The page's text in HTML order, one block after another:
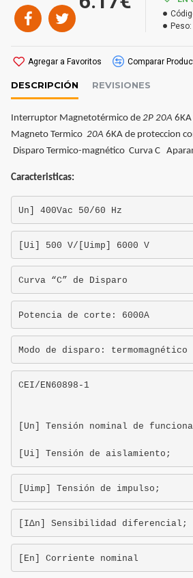
Peso:
Agregar a Favoritos Comparar
DESCRIPCIÓN REVISIONES
Interruptor Magnetotérmico de 2P 20A
Magneto Termico 20A 6KA de proteccion
Disparo Termico-magnético Curva C
Caracteristicas:
Un] 400Vac 50/60 Hz
[Ui] 500 V/[Uimp] 6000 V
Curva “C” de Disparo
Potencia de corte: 6000A
Modo de disparo: termomagnético
CEI/EN60898-1
[Un] Tensión nominal de
[Ui] Tensión de aislamiento;
[Uimp] Tensión de impulso;
[ΙΔn] Sensibilidad diferencial;
[En] Corriente nominal